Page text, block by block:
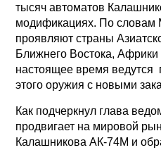
тысяч автоматов
модификациях. По словам
проявляют страны
Ближнего Востока,
настоящее время ведутся
этого оружия с новыми
Как подчеркнул глава
продвигает на мировой
Калашникова АК-74М и